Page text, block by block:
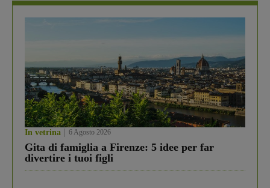
In vetrina 6 Agosto 2026
Gita di famiglia a Firenze: 5 idee per far
divertire i tuoi figli